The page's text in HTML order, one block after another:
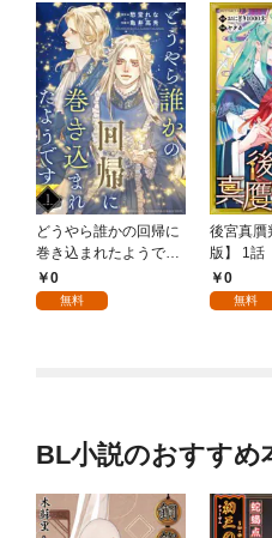
どうやら誰かの回帰に
巻き込まれたようです
【分冊版】 1話
0
無料
後宮真贋
版】 1話
0
無料
BL小説のおすすめ